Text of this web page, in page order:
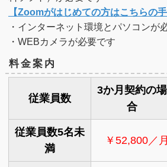
【Zoomがはじめての方はこちらの手
・インターネット環境とパソコンが
・WEBカメラが必要です
料金案内
従業員数
3か月契約の場
合
従業員数5名未
満
￥52,800／月